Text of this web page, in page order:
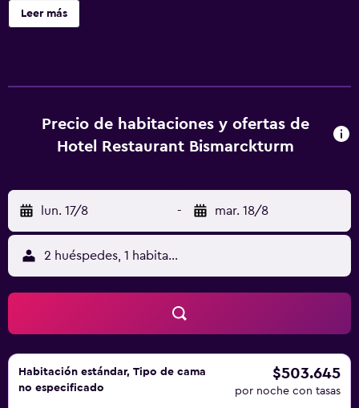
de Eurogress Aachen y a 4,7 km de Catedral de Aachen.
Este alojamiento hipoalergénico se encuentra a 3,1 km de
hotel, cada habitación tiene ropa de cama y toallas. En
Hotel Restaurant Bismarckturm se sirve un desayuno
está a 5 km del alojamiento, y Hipódromo Aachener Soers
está a 6,9 km.
Leer más
Precio de habitaciones y ofertas de
Hotel Restaurant Bismarckturm
lun. 17/8 - mar. 18/8
2 huéspedes, 1 habitación
Habitación estándar, Tipo de cama
no especificado
$503.645
por noche con tasas